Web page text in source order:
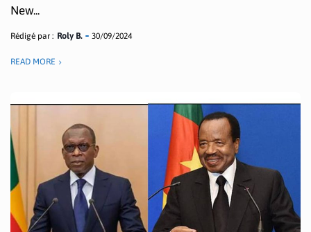
New...
Rédigé par : Roly B. 30/09/2024
READ MORE